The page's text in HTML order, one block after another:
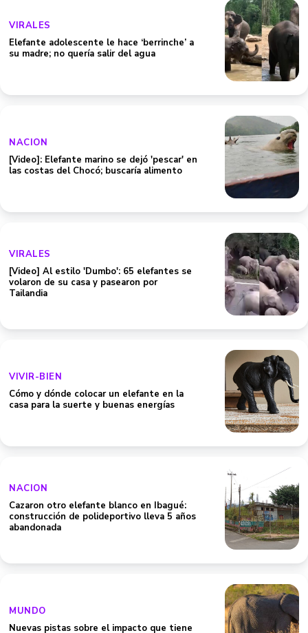
VIRALES
Elefante adolescente le hace ‘berrinche’ a
su madre; no quería salir del agua
NACION
[Video]: Elefante marino se dejó 'pescar' en
las costas del Chocó; buscaría alimento
VIRALES
[Video] Al estilo 'Dumbo': 65 elefantes se
volaron de su casa y pasearon por
Tailandia
VIVIR-BIEN
Cómo y dónde colocar un elefante en la
casa para la suerte y buenas energías
NACION
Cazaron otro elefante blanco en Ibagué:
construcción de polideportivo lleva 5 años
abandonada
MUNDO
Nuevas pistas sobre el impacto que tiene